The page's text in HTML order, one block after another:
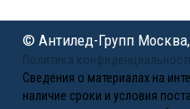
© Антилед-Групп Москва,
Политика
Сведения о материалах на
наличие сроки и условия